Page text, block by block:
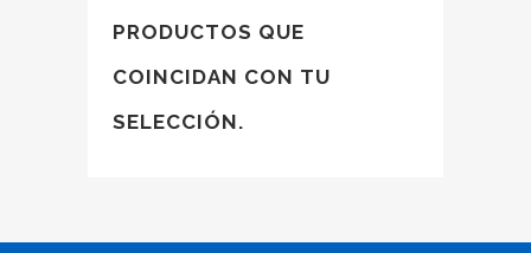
PRODUCTOS QUE
COINCIDAN CON TU
SELECCIÓN.